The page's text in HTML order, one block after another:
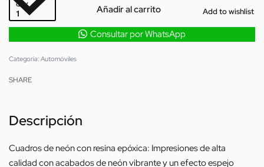
QTY Añadir al carrito Add to wishlist
Consultar por WhatsApp
Categoría: Automóviles
SHARE
Descripción
Cuadros de neón con resina epóxica: Impresiones de alta
calidad con acabados de neón vibrante y un efecto espejo